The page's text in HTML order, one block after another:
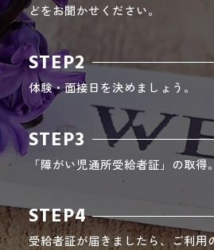
どをお聞かせください。
STEP2
体験・面接日を決めましょう。
STEP3
「障がい児通所受給者証」の取得
STEP4
受給者証が届きましたら、ご利用